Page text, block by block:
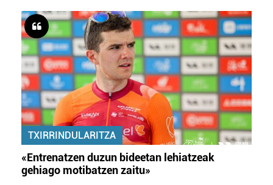
TXIRRINDULARITZA
«Entrenatzen duzun bideetan lehiatzeak
gehiago motibatzen zaitu»